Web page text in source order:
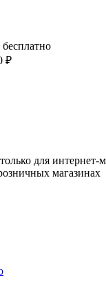
₽
для интернет-
магазинах